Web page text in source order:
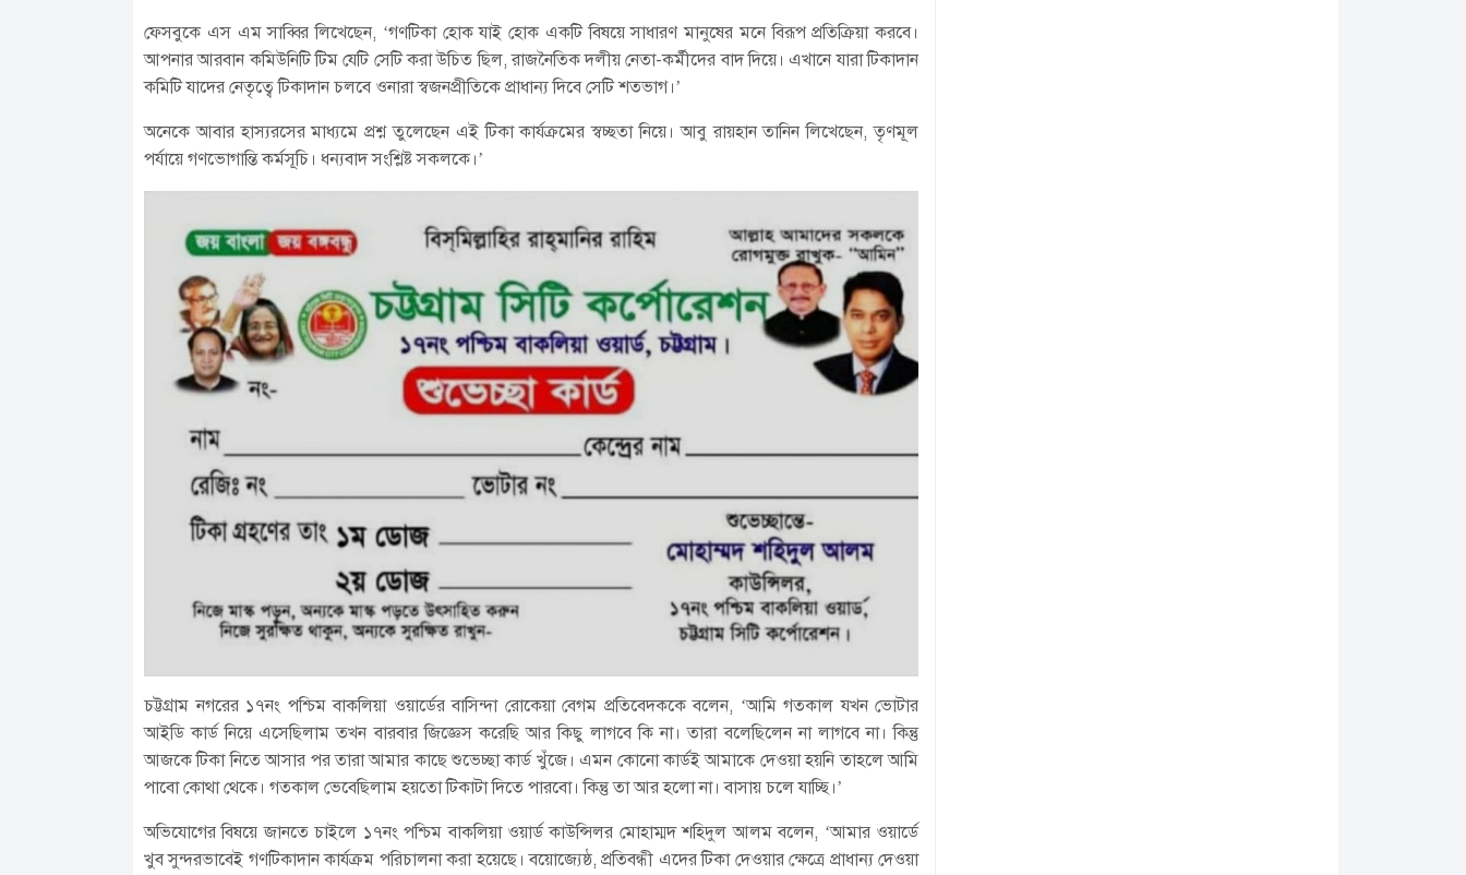
ফেসবুকে এস এম সাব্বির লিখেছেন, ‘গণটিকা হােক যাই হােক একটি বিষয়ে সাধারণ মানুষের মনে বিরূপ প্রতিক্রিয়া করবে।
আপনার আরবান কমিউনিটি টিম যেটি সেটি করা উচিত ছিল, রাজনৈতিক দলীয় নেতা-কর্মীদের বাদ দিয়ে। এখানে যারা টিকাদান
কমিটি যাদের নেতৃত্বে টিকাদান চলবে ওনারা স্বজনপ্রীতিকে প্রাধান্য দিবে সেটি শতভাগ।’
অনেকে আবার হাস্যরসের মাধ্যমে প্রশ্ন তুলেছেন এই টিকা কার্যক্রমের স্বচ্ছতা নিয়ে। আবু রায়হান তানিন লিখেছেন, তৃণমূল
পর্যায়ে গণভোগান্তি কর্মসূচি। ধন্যবাদ সংশ্লিষ্ট সকলকে।’
চট্টগ্রাম নগরের ১৭নং পশ্চিম বাকলিয়া ওয়ার্ডের বাসিন্দা রোকেয়া বেগম প্রতিবেদককে বলেন, ‘আমি গতকাল যখন ভোটার
আইডি কার্ড নিয়ে এসেছিলাম তখন বারবার জিজ্ঞেস করেছি আর কিছু লাগবে কি না। তারা বলেছিলেন না লাগবে না। কিন্তু
আজকে টিকা নিতে আসার পর তারা আমার কাছে শুভেচ্ছা কার্ড খুঁজে। এমন কোনো কার্ডই আমাকে দেওয়া হয়নি তাহলে আমি
পাবো কোথা থেকে। গতকাল ভেবেছিলাম হয়তো টিকাটা দিতে পারবো। কিন্তু তা আর হলো না। বাসায় চলে যাচ্ছি।’
অভিযোগের বিষয়ে জানতে চাইলে ১৭নং পশ্চিম বাকলিয়া ওয়ার্ড কাউন্সিলর মোহাম্মদ শহিদুল আলম বলেন, ‘আমার ওয়ার্ডে
খুব সুন্দরভাবেই গণটিকাদান কার্যক্রম পরিচালনা করা হয়েছে। বয়োজ্যেষ্ঠ, প্রতিবন্ধী এদের টিকা দেওয়ার ক্ষেত্রে প্রাধান্য দেওয়া